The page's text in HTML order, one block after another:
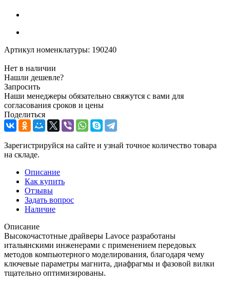
Артикул номенклатуры: 190240
Нет в наличии
Нашли дешевле?
Запросить
Наши менеджеры обязательно свяжутся с вами для
согласования сроков и цены
Поделиться
Зарегистрируйся на сайте и узнай точное количество товара
на складе.
Описание
Как купить
Отзывы
Задать вопрос
Наличие
Описание
Высокочастотные драйверы Lavoce разработаны
итальянскими инженерами с применением передовых
методов компьютерного моделирования, благодаря чему
ключевые параметры магнита, диафрагмы и фазовой вилки
тщательно оптимизированы.